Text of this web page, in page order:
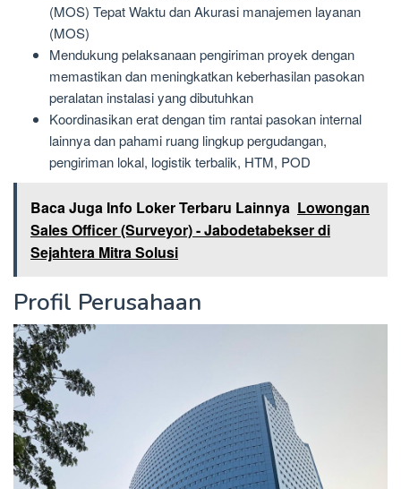
(MOS) Tepat Waktu dan Akurasi manajemen layanan
(MOS)
Mendukung pelaksanaan pengiriman proyek dengan
memastikan dan meningkatkan keberhasilan pasokan
peralatan instalasi yang dibutuhkan
Koordinasikan erat dengan tim rantai pasokan internal
lainnya dan pahami ruang lingkup pergudangan,
pengiriman lokal, logistik terbalik, HTM, POD
Baca Juga Info Loker Terbaru Lainnya Lowongan
Sales Officer (Surveyor) - Jabodetabekser di
Sejahtera Mitra Solusi
Profil Perusahaan